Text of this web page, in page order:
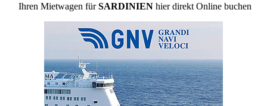
Ihren Mietwagen fürSARDINIENhier direkt Online buchen